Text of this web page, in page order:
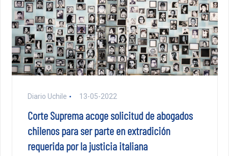
Diario Uchile 13-05-2022
Corte Suprema acoge solicitud de abogados
chilenos para ser parte en extradición
requerida por la justicia italiana